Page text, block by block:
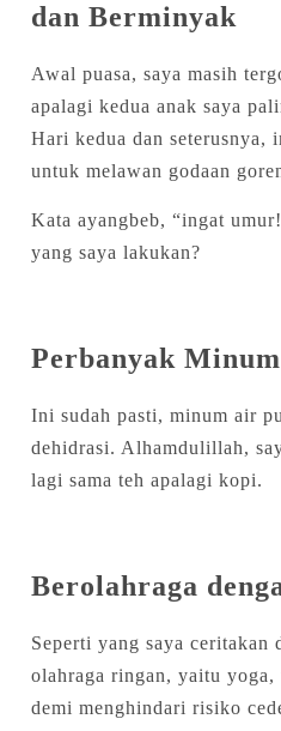
dan Berminyak
Awal puasa, saya masih
apalagi kedua anak saya
Hari kedua dan seterusnya,
untuk melawan godaan
Kata ayangbeb, “ingat
yang saya lakukan?
Perbanyak
Ini sudah pasti, minum air
dehidrasi. Alhamdulillah,
lagi sama teh apalagi kopi.
Berolahraga
Seperti yang saya ceritakan
olahraga ringan, yaitu yoga,
demi menghindari risiko